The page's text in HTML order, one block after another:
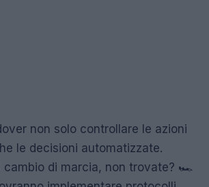
non solo controllare le azioni
le decisioni automatizzate.
cambio di marcia, non trovate? 🏎️